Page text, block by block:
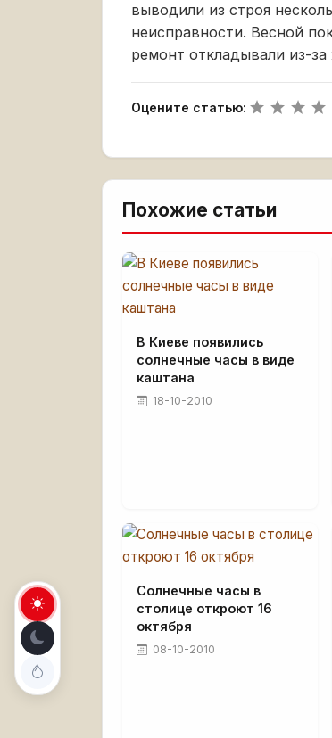
выводили из строя
неисправности. Весной
ремонт откладывали из-
Оцените статью:
Похожие статьи
В Киеве появились
солнечные часы в виде
каштана
18-10-2010
Солнечные часы в
столице откроют 16
октября
08-10-2010